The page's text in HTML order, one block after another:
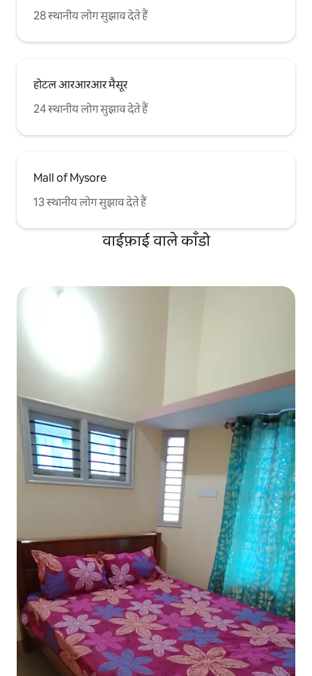
28 स्थानीय लोग सुझाव देते हैं
होटल आरआरआर मैसूर
24 स्थानीय लोग सुझाव देते हैं
Mall of Mysore
13 स्थानीय लोग सुझाव देते हैं
वाईफ़ाई वाले काँडो